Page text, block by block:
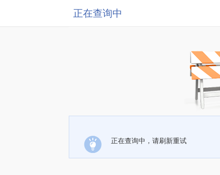
正在查询中
正在查询中，请刷新重试